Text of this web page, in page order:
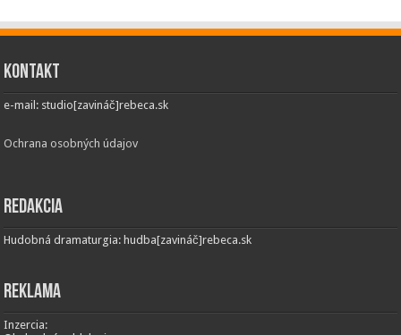
Kontakt
e-mail: studio[zavináč]rebeca.sk
Ochrana osobných údajov
Redakcia
Hudobná dramaturgia: hudba[zavináč]rebeca.sk
Reklama
Inzercia: